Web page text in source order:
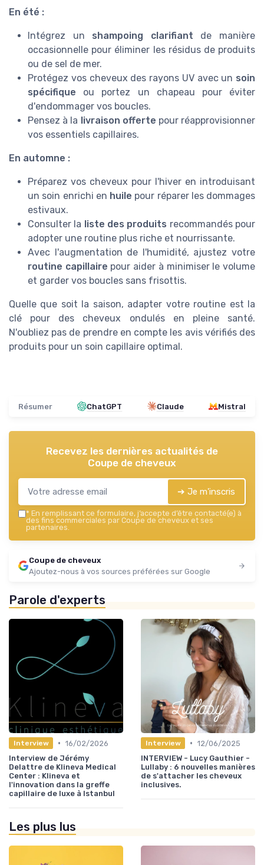
En été :
Intégrez un shampoing clarifiant de manière
occasionnelle pour éliminer les résidus de produits
ou de sel de mer.
Protégez vos cheveux des rayons UV avec un soin
spécifique ou portez un chapeau pour éviter
d'endommager vos boucles.
Pensez à la livraison offerte pour réapprovisionner
vos essentiels capillaires.
En automne :
Préparez vos cheveux pour l'hiver en introduisant
un soin enrichi en huile pour réparer les dommages
estivaux.
Consulter la liste des produits recommandés pour
adopter une routine plus riche et nourrissante.
Avec l'augmentation de l'humidité, ajustez votre
routine capillaire pour aider à minimiser le volume
et garder vos boucles sans frisottis.
Quelle que soit la saison, adapter votre routine est la
clé pour des cheveux ondulés en pleine santé.
N'oubliez pas de prendre en compte les avis vérifiés des
produits pour un soin capillaire optimal.
Résumer ChatGPT Claude Mistral
Recevez les dernières actualités de
Coupe de cheveux
➔ Je m'inscris
* En remplissant ce formulaire, j’accepte d’être contacté(e) à
des fins commerciales par Coupe de cheveux et ses
partenaires.
Coupe de cheveux
Ajoutez-nous à vos sources préférées sur Google
Parole d'experts
Interview • 16/02/2026
Interview de Jérémy
Delattre de Klineva Medical
Center : Klineva et
l'innovation dans la greffe
capillaire de luxe à Istanbul
Interview • 12/06/2025
INTERVIEW - Lucy Gauthier -
Lullaby : 6 nouvelles manières
de s'attacher les cheveux
inclusives.
Les plus lus